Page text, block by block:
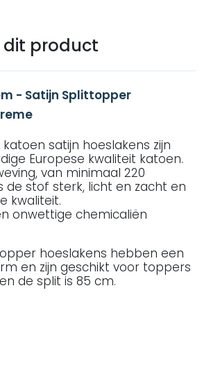
dit product
- Satijn Splittopper
katoen satijn hoeslakens zijn
Europese kwaliteit katoen.
van minimaal 220
de stof sterk, licht en zacht en
kwaliteit.
onwettige chemicaliën
hoeslakens hebben een
en zijn geschikt voor toppers
de split is 85 cm.